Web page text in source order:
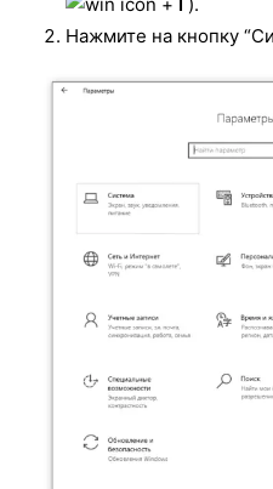
Нажмите на кнопку